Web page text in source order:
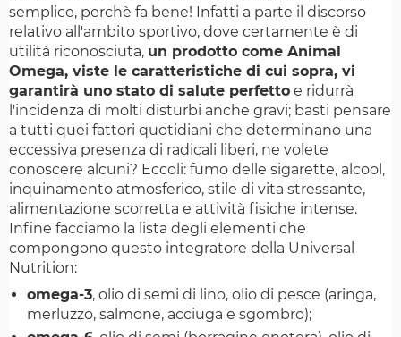
semplice, perchè fa bene! Infatti a parte il discorso
relativo all'ambito sportivo, dove certamente è di
utilità riconosciuta, un prodotto come Animal
Omega, viste le caratteristiche di cui sopra, vi
garantirà uno stato di salute perfetto e ridurrà
l'incidenza di molti disturbi anche gravi; basti pensare
a tutti quei fattori quotidiani che determinano una
eccessiva presenza di radicali liberi, ne volete
conoscere alcuni? Eccoli: fumo delle sigarette, alcool,
inquinamento atmosferico, stile di vita stressante,
alimentazione scorretta e attività fisiche intense.
Infine facciamo la lista degli elementi che
compongono questo integratore della Universal
Nutrition:
omega-3, olio di semi di lino, olio di pesce (aringa,
merluzzo, salmone, acciuga e sgombro);